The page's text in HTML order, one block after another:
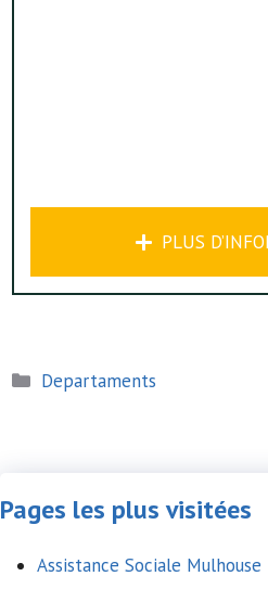
PLUS
Catégories
Departaments
Pages les plus visitées
Assistance Sociale Mulhouse